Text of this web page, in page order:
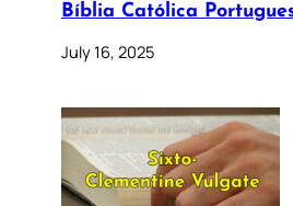
Bíblia Católica
July 16, 2025